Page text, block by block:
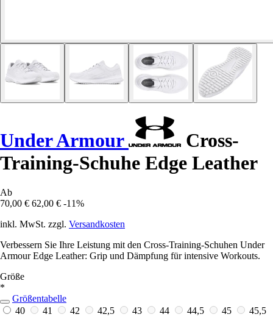
Under Armour
Cross-
Training-Schuhe Edge Leather
Ab
70,00 € 62,00 € -11%
inkl. MwSt. zzgl. Versandkosten
Verbessern Sie Ihre Leistung mit den Cross-Training-Schuhen Under
Armour Edge Leather: Grip und Dämpfung für intensive Workouts.
Größe
*
Größentabelle
40
41 42 42,5 43 44 44,5 45
45,5